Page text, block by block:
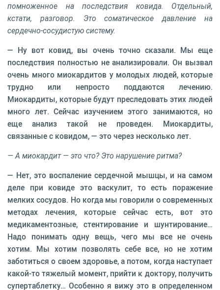
помноженное на последствия ковида. Отдельный,
кстати, разговор. Это соматическое давление на
сердечно-сосудистую систему.
— Ну вот ковид, вы очень точно сказали. Мы еще
последствия полностью не анализировали. Он вызвал
очень много миокардитов у молодых людей, которые
трудно или непросто поддаются лечению.
Миокардиты, которые будут преследовать этих людей
много лет. Сейчас изучением этого занимаются, но
еще анализ такой не проведен. Миокардиты,
связанные с ковидом, — это через несколько лет.
— А миокардит — это что? Это нарушение ритма?
— Нет, это воспаление сердечной мышцы, и на самом
деле при ковиде это васкулит, то есть поражение
мелких сосудов. Но когда мы говорили о современных
методах лечения, которые сейчас есть, вот это
медикаментозные, стентирование и шунтирование…
Надо понимать одну вещь, чего мы все не очень
хотим. Мы хотим позволять себе все, но не хотим
заботиться о своем здоровье, а потом, когда наступает
какой-то тяжелый момент, прийти к доктору, получить
супертаблетку… Особенно я вижу это в определенном